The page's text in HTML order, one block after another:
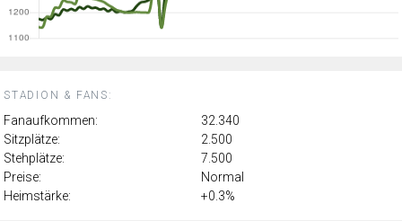
STADION & FANS:
Fanaufkommen:
32.340
Sitzplätze:
2.500
Stehplätze:
7.500
Preise:
Normal
Heimstärke:
+0.3%